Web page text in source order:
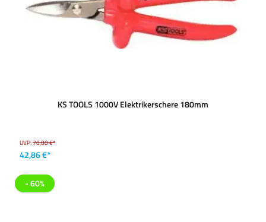
KS TOOLS 1000V Elektrikerschere 180mm
UVP:70,00 €*
42,86 €*
- 60%